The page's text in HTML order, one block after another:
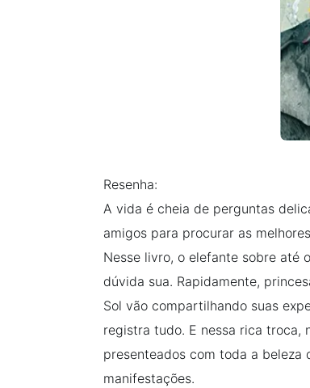
Resenha:
A vida é cheia de perguntas
amigos para procurar as
Nesse livro, o elefante sobre até
dúvida sua. Rapidamente,
Sol vão compartilhando suas
registra tudo. E nessa rica troca,
presenteados com toda a beleza
manifestações.